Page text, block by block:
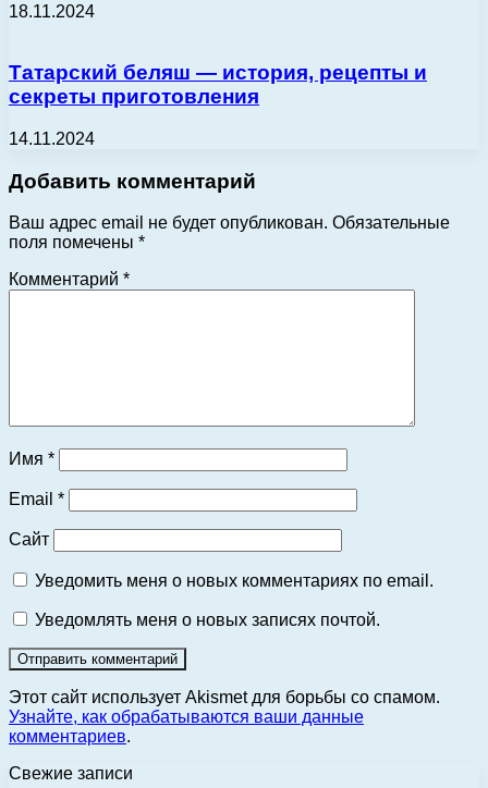
18.11.2024
Татарский беляш — история, рецепты и
секреты приготовления
14.11.2024
Добавить комментарий
Ваш адрес email не будет опубликован. Обязательные
поля помечены *
Комментарий *
Имя *
Email *
Сайт
Уведомить меня о новых комментариях по email.
Уведомлять меня о новых записях почтой.
Этот сайт использует Akismet для борьбы со спамом.
Узнайте, как обрабатываются ваши данные
комментариев.
Свежие записи